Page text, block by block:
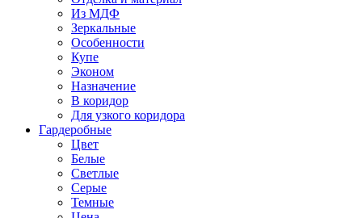
Из МДФ
Зеркальные
Особенности
Купе
Эконом
Назначение
В коридор
Для узкого коридора
Гардеробные
Цвет
Белые
Светлые
Серые
Темные